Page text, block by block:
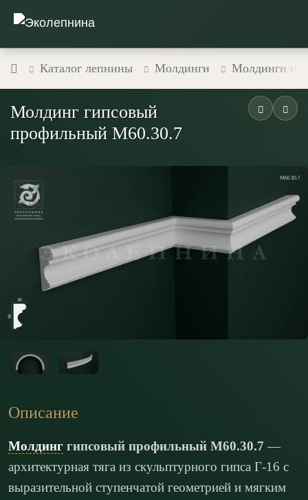
Каталог лепнины Молдинги Молдинги
Молдинг гипсовый
профильный М60.30.7
Описание
Молдинг гипсовый профильный М60.30.7 —
архитектурная тяга из скульптурного гипса Г-16 с
выразительной ступенчатой геометрией и мягким